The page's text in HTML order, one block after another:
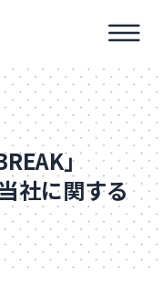
」
社に関する